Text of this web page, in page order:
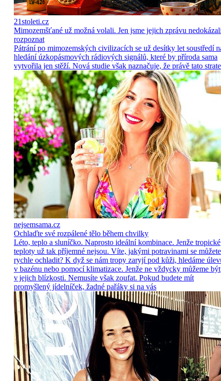
21stoleti.cz
Mimozemšťané už možná volali. Jen jsme jejich zprávu
rozpoznat
Pátrání po mimozemských civilizacích se už desítky let soustředí
hledání úzkopásmových rádiových signálů, které by příroda sama
vytvořila jen stěží. Nová studie však naznačuje, že právě tato strate
nejsemsama.cz
Ochlaďte své rozpálené tělo během chvilky
Léto, teplo a sluníčko. Naprosto ideální kombinace. Jenže tropické
teploty už tak příjemné nejsou. Víte, jakými potravinami se můžete
rychle ochladit? K dyž se nám tropy zaryjí pod kůži, hledáme
v bazénu nebo pomocí klimatizace. Jenže ne vždycky můžeme být
v jejich blízkosti. Nemusíte však zoufat. Pokud budete mít
promyšlený jídelníček, žadné pařáky si na vás